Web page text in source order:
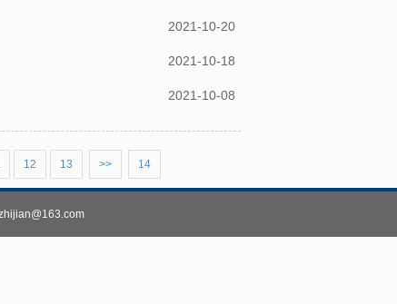
2021-10-20
2021-10-18
2021-10-08
12 13 >> 14